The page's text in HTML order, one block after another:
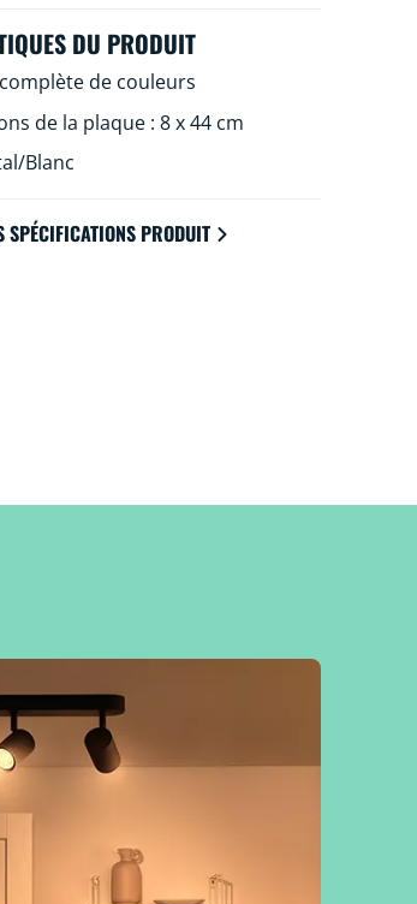
DU PRODUIT
de couleurs
de la plaque : 8 x 44 cm
Blanc
SPÉCIFICATIONS PRODUIT